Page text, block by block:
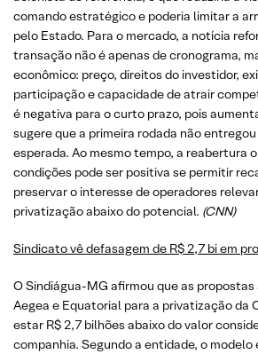
comando estratégico e poderia limitar a
pelo Estado. Para o mercado, a notícia
transação não é apenas de cronograma,
econômico: preço, direitos do investidor,
participação e capacidade de atrair
é negativa para o curto prazo, pois
sugere que a primeira rodada não
esperada. Ao mesmo tempo, a reabertura
condições pode ser positiva se permitir
preservar o interesse de operadores
privatização abaixo do potencial. (CNN)
Sindicato vê defasagem de R$ 2,7 bi em
O Sindiágua-MG afirmou que as
Aegea e Equatorial para a privatização da
estar R$ 2,7 bilhões abaixo do valor
companhia. Segundo a entidade, o